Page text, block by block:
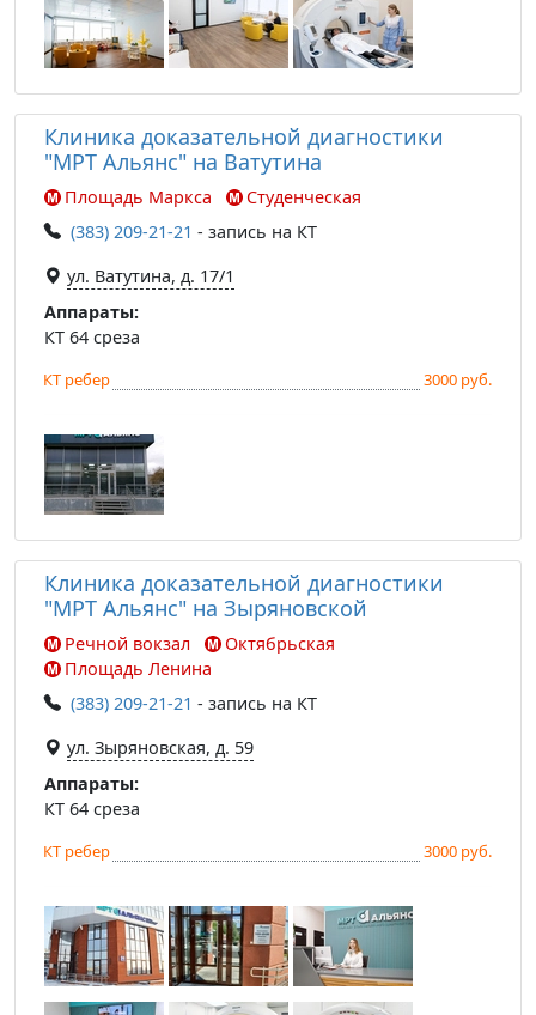
Клиника доказательной диагностики
"МРТ Альянс" на Ватутина
Площадь Маркса
Студенческая
(383) 209-21-21 - запись на КТ
ул. Ватутина, д. 17/1
Аппараты:
КТ 64 среза
КТ ребер 3000 руб.
Клиника доказательной диагностики
"МРТ Альянс" на Зыряновской
Речной вокзал
Октябрьская
Площадь Ленина
(383) 209-21-21 - запись на КТ
ул. Зыряновская, д. 59
Аппараты:
КТ 64 среза
КТ ребер 3000 руб.